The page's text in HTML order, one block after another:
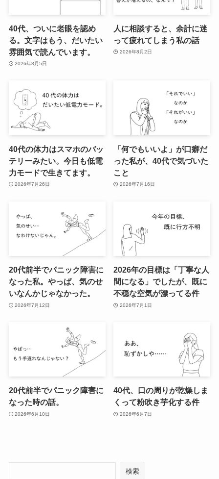
40代、ついに老眼を認め
る。文字はもう、だいたい
雰囲気で読んでいます。
2026年8月5日
人に相談すると、余計に迷
って疲れてしまう私の話
2026年8月2日
40代の体力はスマホのバッ
テリーみたい。今日も低電
力モードで生きてます。
2026年7月26日
「何でもいいよ」が口癖だ
った私が、40代で気づいた
こと
2026年7月16日
20代前半でパニック障害に
なった私。やっぱ、気のせ
いなんかじゃなかった。
2026年7月12日
2026年の目標は「丁寧な人
間になる」でしたが、既に
不穏な空気が漂ってる件
2026年7月1日
20代前半でパニック障害に
なった時の話。
2026年6月10日
40代、口の周りが乾燥しま
くって粉吹き芋化する件
2026年6月7日
検索